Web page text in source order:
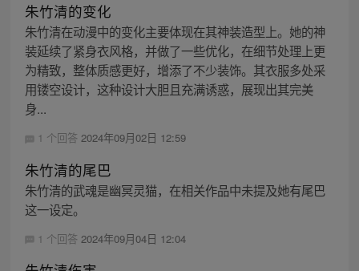
朱竹清的变化
朱竹清在动漫中的变化主要体现在其神装造型上。她的神
装延续了紧身衣风格，并做了一些优化，在细节处理上更
为精致，整体质感更好，增添了不少装饰。其衣服多处采
用镂空设计，这种设计大胆且充满诱惑，展现出其完美
身...
1 个回答 2024年09月02日 12:59
朱竹清的尾巴
朱竹清的武魂是幽冥灵猫，在相关作品中未提及她有尾巴
这一设定。
1 个回答 2024年09月04日 12:04